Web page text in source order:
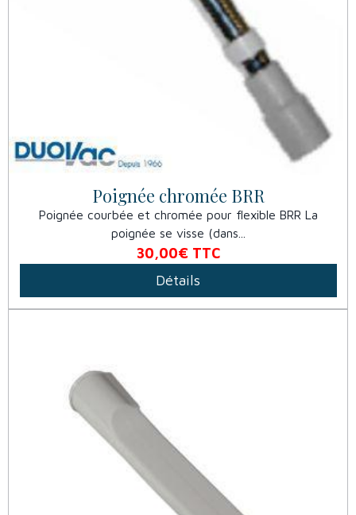
Poignée chromée BRR
Poignée courbée et chromée pour flexible BRR La
poignée se visse (dans...
30,00€ TTC
Détails